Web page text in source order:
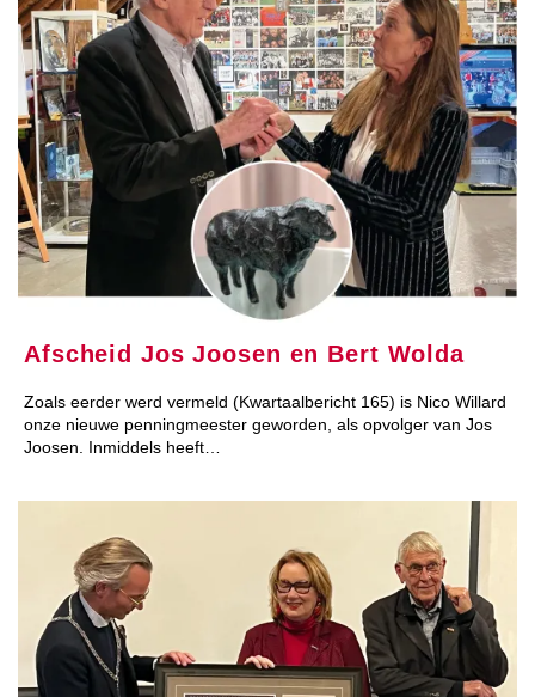
Afscheid Jos Joosen en Bert Wolda
Zoals eerder werd vermeld (Kwartaal­bericht 165) is Nico Willard
onze nieuwe penningmeester geworden, als opvolger van Jos
Joosen. Inmiddels heeft…